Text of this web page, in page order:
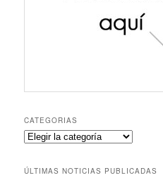
CATEGORIAS
Categorias
ÚLTIMAS NOTICIAS PUBLICADAS